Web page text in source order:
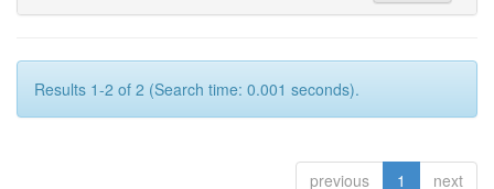
Results 1-2 of 2 (Search time: 0.001 seconds).
previous 1 next